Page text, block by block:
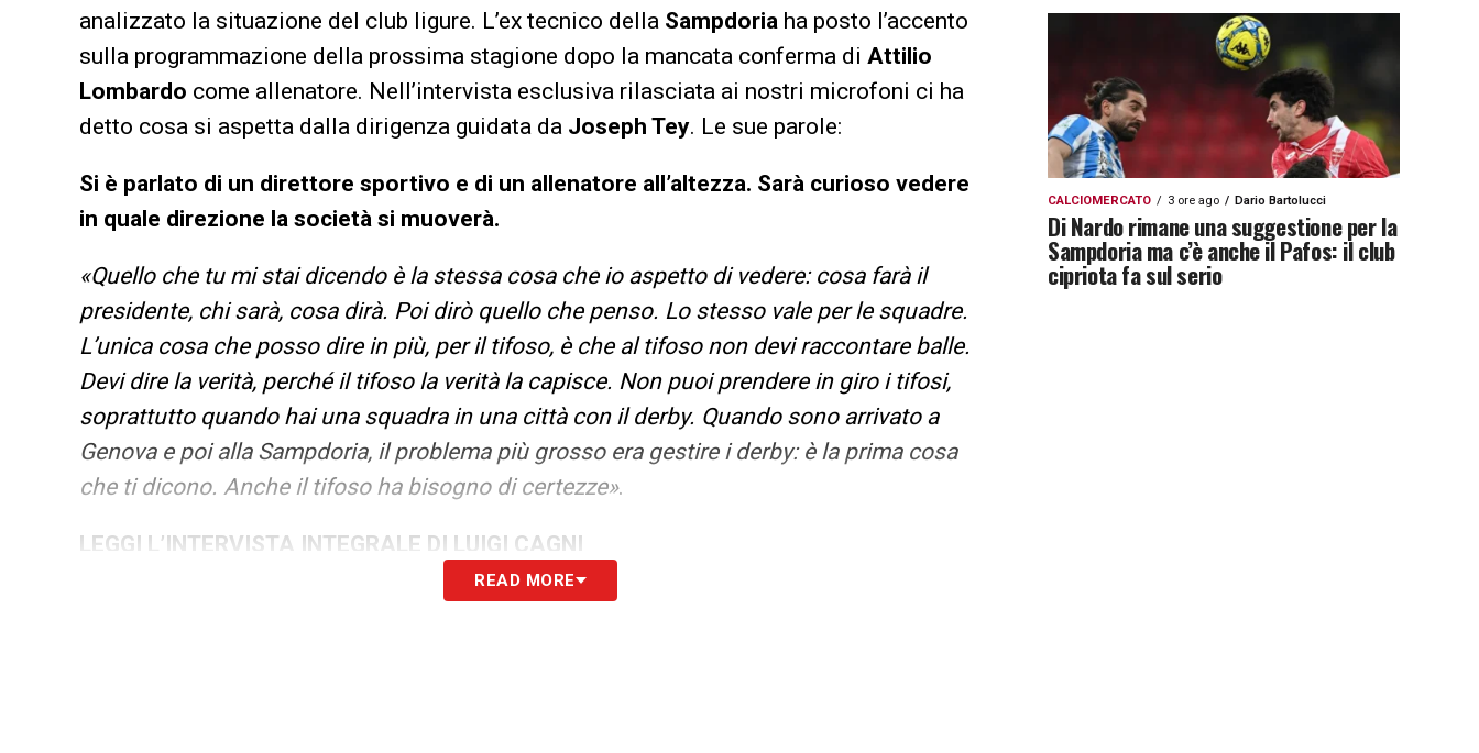
analizzato la situazione del club ligure. L’ex tecnico della Sampdoria ha posto l’accento
sulla programmazione della prossima stagione dopo la mancata conferma di Attilio
Lombardo come allenatore. Nell’intervista esclusiva rilasciata ai nostri microfoni ci ha
detto cosa si aspetta dalla dirigenza guidata da Joseph Tey. Le sue parole:
Si è parlato di un direttore sportivo e di un allenatore all’altezza. Sarà curioso vedere
in quale direzione la società si muoverà.
«Quello che tu mi stai dicendo è la stessa cosa che io aspetto di vedere: cosa farà il
presidente, chi sarà, cosa dirà. Poi dirò quello che penso. Lo stesso vale per le squadre.
L’unica cosa che posso dire in più, per il tifoso, è che al tifoso non devi raccontare balle.
Devi dire la verità, perché il tifoso la verità la capisce. Non puoi prendere in giro i tifosi,
soprattutto quando hai una squadra in una città con il derby. Quando sono arrivato a
Genova e poi alla Sampdoria, il problema più grosso era gestire i derby: è la prima cosa
che ti dicono. Anche il tifoso ha bisogno di certezze».
LEGGI L’INTERVISTA INTEGRALE DI LUIGI CAGNI
Calciomercato Sampdoria LIVE: le novità su Malouda, Hadzikadunic e Martinelli
READ MORE
CALCIOMERCATO 3 ore ago Dario Bartolucci
Di Nardo rimane una suggestione per la
Sampdoria ma c’è anche il Pafos: il club
cipriota fa sul serio